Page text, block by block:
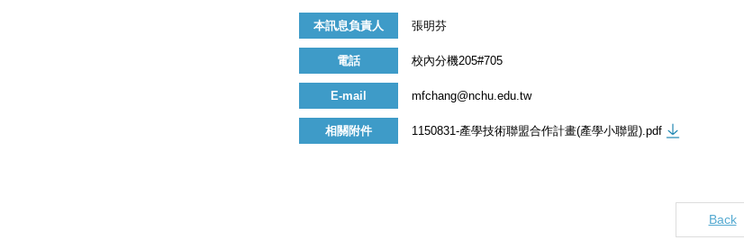
本訊息負責人 張明芬
電話 校內分機205#705
E-mail mfchang@nchu.edu.tw
相關附件 1150831-產學技術聯盟合作計畫(產學小聯盟).pdf
Back